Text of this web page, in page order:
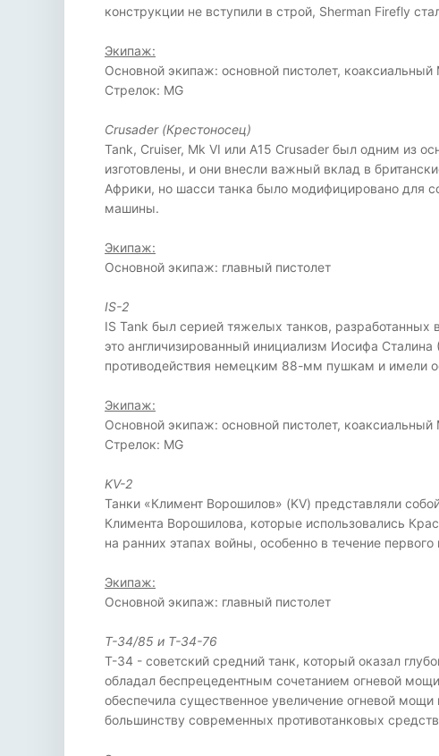
конструкции не вступили в строй, Sherman Firefly
Экипаж:
Основной экипаж: основной пистолет, коаксиальный
Стрелок: MG
Crusader (Крестоносец)
Tank, Cruiser, Mk VI или A15 Crusader был одним из
изготовлены, и они внесли важный вклад в
Африки, но шасси танка было модифицировано для
машины.
Экипаж:
Основной экипаж: главный пистолет
IS-2
IS Tank был серией тяжелых танков,
это англичизированный инициализм Иосифа
противодействия немецким 88-мм пушкам и имели
Экипаж:
Основной экипаж: основной пистолет, коаксиальный
Стрелок: MG
KV-2
Танки «Климент Ворошилов» (KV) представляли
Климента Ворошилова, которые использовались
на ранних этапах войны, особенно в течение
Экипаж:
Основной экипаж: главный пистолет
Т-34/85 и Т-34-76
Т-34 - советский средний танк, который оказал
обладал беспрецедентным сочетанием огневой
обеспечила существенное увеличение огневой
большинству современных противотанковых